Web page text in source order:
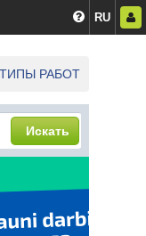
RU
ТИПЫ РАБОТ
Искать